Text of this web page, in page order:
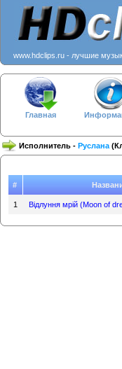
www.hdclips.ru - лучшие
Главная
Исполнитель - Руслана
#
1 Вiдлуння мрiй (Moon of